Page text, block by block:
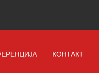
КОНТАКТ